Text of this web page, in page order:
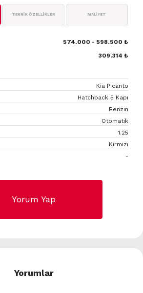
TEKNİK ÖZELLİKLER MALİYET
574.000 - 598.500 ₺
309.314 ₺
Kia Picanto
Hatchback 5 Kapı
Benzin
Otomatik
1.25
Kırmızı
-
Yorum Yap
Yorumlar